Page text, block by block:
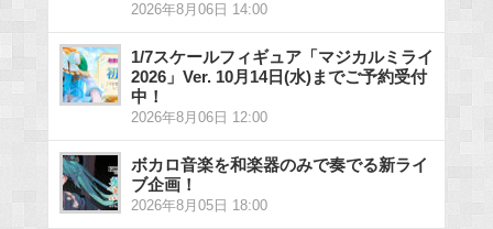
2026年8月06日 14:00
1/7スケールフィギュア「マジカルミライ
2026」Ver. 10月14日(水)までご予約受付
中！
2026年8月06日 12:00
ボカロ音楽を和楽器のみで奏でる新ライ
ブ企画！
2026年8月05日 18:00